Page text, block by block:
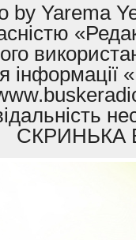
by Yarema
СКРИНЬКА